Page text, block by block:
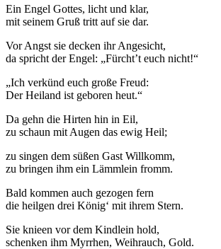
Ein Engel Gottes, licht und klar,
mit seinem Gruß tritt auf sie dar.
Vor Angst sie decken ihr Angesicht,
da spricht der Engel: „Fürcht’t euch nicht!“
„Ich verkünd euch große Freud:
Der Heiland ist geboren heut.“
Da gehn die Hirten hin in Eil,
zu schaun mit Augen das ewig Heil;
zu singen dem süßen Gast Willkomm,
zu bringen ihm ein Lämmlein fromm.
Bald kommen auch gezogen fern
die heilgen drei König‘ mit ihrem Stern.
Sie knieen vor dem Kindlein hold,
schenken ihm Myrrhen, Weihrauch, Gold.